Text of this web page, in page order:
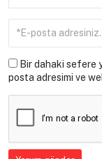
Bir dahaki sefere
posta adresimi ve